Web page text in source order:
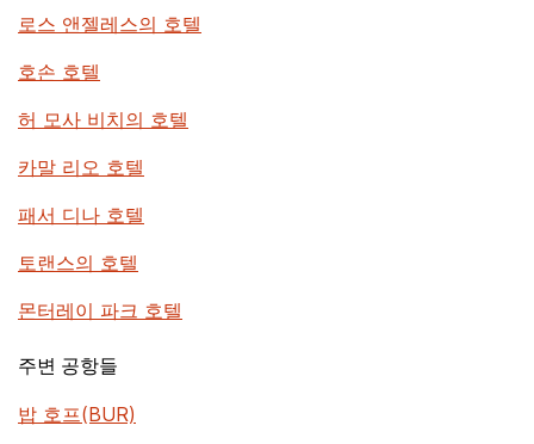
로스 앤젤레스의 호텔
호손 호텔
허 모사 비치의 호텔
카말 리오 호텔
패서 디나 호텔
토랜스의 호텔
몬터레이 파크 호텔
주변 공항들
밥 호프(BUR)